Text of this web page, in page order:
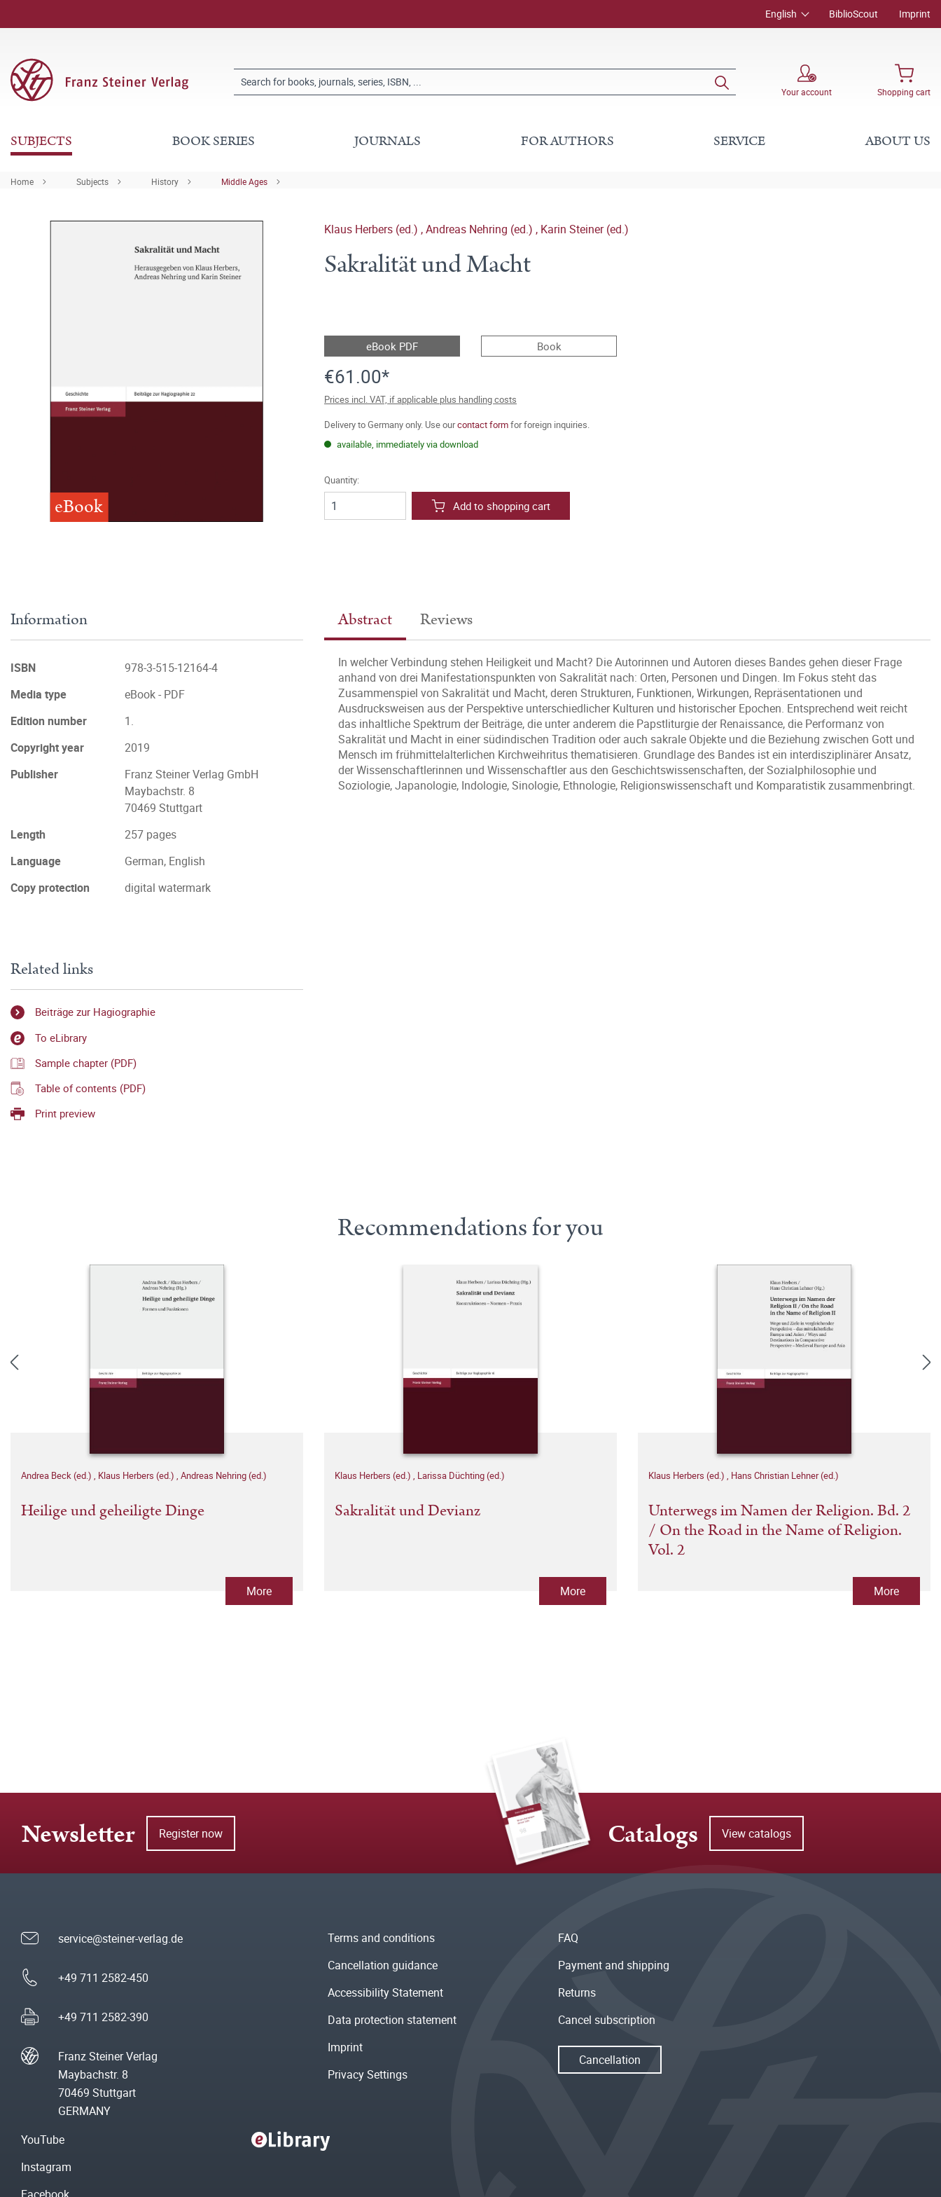
English BiblioScout Imprint
Your account Shopping cart
SUBJECTS BOOK SERIES JOURNALS FOR AUTHORS SERVICE ABOUT US
Home Subjects History Middle Ages
eBook
Klaus Herbers (ed.) ,Andreas Nehring (ed.) , Karin Steiner (ed.)
Sakralität und Macht
eBook PDF Book
€61.00*
Prices incl. VAT, if applicable plus handling costs
Delivery to Germany only. Use ourcontact formfor foreign inquiries.
available, immediately via download
Quantity:
Add to shopping cart
Abstract Reviews
In welcher Verbindung stehen Heiligkeit und Macht? Die Autorinnen und Autoren dieses Bandes gehen dieser Frage
anhand von drei Manifestationspunkten von Sakralität nach: Orten, Personen und Dingen. Im Fokus steht das
Zusammenspiel von Sakralität und Macht, deren Strukturen, Funktionen, Wirkungen, Repräsentationen und
Ausdrucksweisen aus der Perspektive unterschiedlicher Kulturen und historischer Epochen. Entsprechend weit reicht
das inhaltliche Spektrum der Beiträge, die unter anderem die Papstliturgie der Renaissance, die Performanz von
Sakralität und Macht in einer südindischen Tradition oder auch sakrale Objekte und die Beziehung zwischen Gott und
Mensch im frühmittelalterlichen Kirchweihritus thematisieren. Grundlage des Bandes ist ein interdisziplinärer Ansatz,
der Wissenschaftlerinnen und Wissenschaftler aus den Geschichtswissenschaften, der Sozialphilosophie und
Soziologie, Japanologie, Indologie, Sinologie, Ethnologie, Religionswissenschaft und Komparatistik zusammenbringt.
Information
ISBN
978-3-515-12164-4
Media type
eBook - PDF
Edition number
1.
Copyright year
2019
Publisher
Franz Steiner Verlag GmbH
Maybachstr. 8
70469 Stuttgart
Length
257 pages
Language
German, English
Copy protection
digital watermark
Related links
Beiträge zur Hagiographie
To eLibrary
Sample chapter (PDF)
Table of contents (PDF)
Print preview
Recommendations for you
Andrea Beck (ed.) , Klaus Herbers (ed.) , Andreas Nehring (ed.)
Heilige und geheiligte Dinge
More
Klaus Herbers (ed.) , Larissa Düchting (ed.)
Sakralität und Devianz
More
Klaus Herbers (ed.) , Hans Christian Lehner (ed.)
Unterwegs im Namen der Religion. Bd. 2
/ On the Road in the Name of Religion.
Vol. 2
More
Newsletter Register now Catalogs View catalogs
service@steiner-verlag.de
+49 711 2582-450
+49 711 2582-390
Franz Steiner Verlag
Maybachstr. 8
70469 Stuttgart
GERMANY
Terms and conditions
Cancellation guidance
Accessibility Statement
Data protection statement
Imprint
Privacy Settings
FAQ
Payment and shipping
Returns
Cancel subscription
Cancellation
YouTube
Instagram